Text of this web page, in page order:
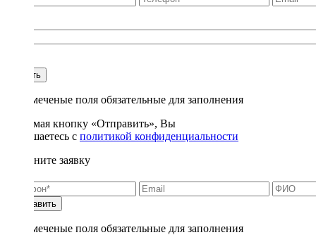
Купить
* - отмеченые поля обязательные для заполнения
Нажимая кнопку «Отправить», Вы
соглашаетесь с политикой конфиденциальности
Заполните заявку
Отправить
* - отмеченые поля обязательные для заполнения